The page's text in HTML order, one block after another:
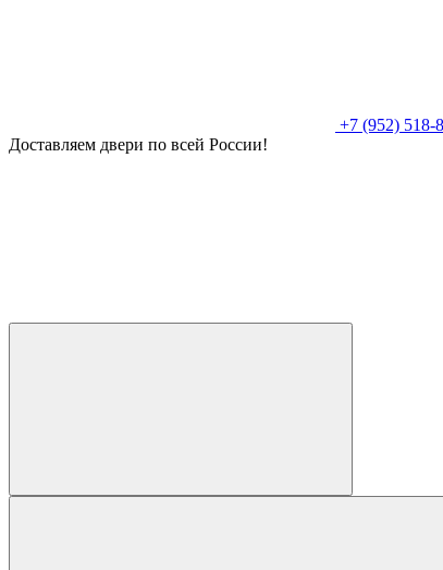
+7 (952) 518-
Доставляем двери по всей России!